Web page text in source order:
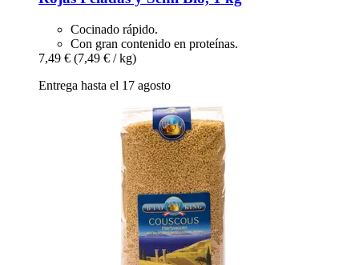
Cocinado rápido.
Con gran contenido en proteínas.
7,49 € (7,49 € / kg)
Entrega hasta el 17 agosto